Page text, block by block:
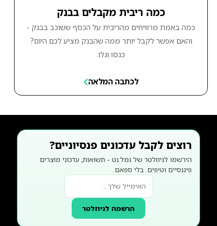
כמה ריבית מקבלים בבנק
כמה באמת מרוויחים מהריבית על הכסף ששוכב בבנק -
והאם אפשר לקבל יותר ממה שהבנק מציע לכם היום?
כנסו וגלו.
לכתבה המלאה
רוצים לקבל עדכונים פנסיוניים?
הירשמו לניוזלטר של גמל.נט - תשואות, עדכוני מוצרים
פיננסיים וטיפים. בלי ספאם.
הרשמה לניוזלטר